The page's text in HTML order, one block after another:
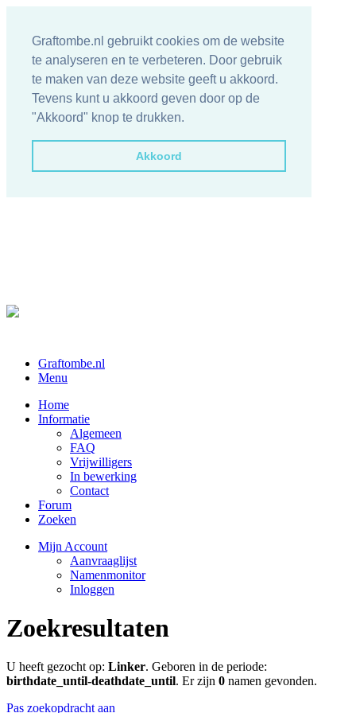
Graftombe.nl gebruikt cookies om de website
te analyseren en te verbeteren. Door gebruik
te maken van deze website geeft u akkoord.
Tevens kunt u akkoord geven door op de
"Akkoord" knop te drukken.
Akkoord
Graftombe.nl
Menu
Home
Informatie
Algemeen
FAQ
Vrijwilligers
In bewerking
Contact
Forum
Zoeken
Mijn Account
Aanvraaglijst
Namenmonitor
Inloggen
Zoekresultaten
U heeft gezocht op: Linker. Geboren in de periode:
birthdate_until-deathdate_until. Er zijn 0 namen gevonden.
Pas zoekopdracht aan